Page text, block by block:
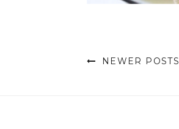
NEWER POSTS